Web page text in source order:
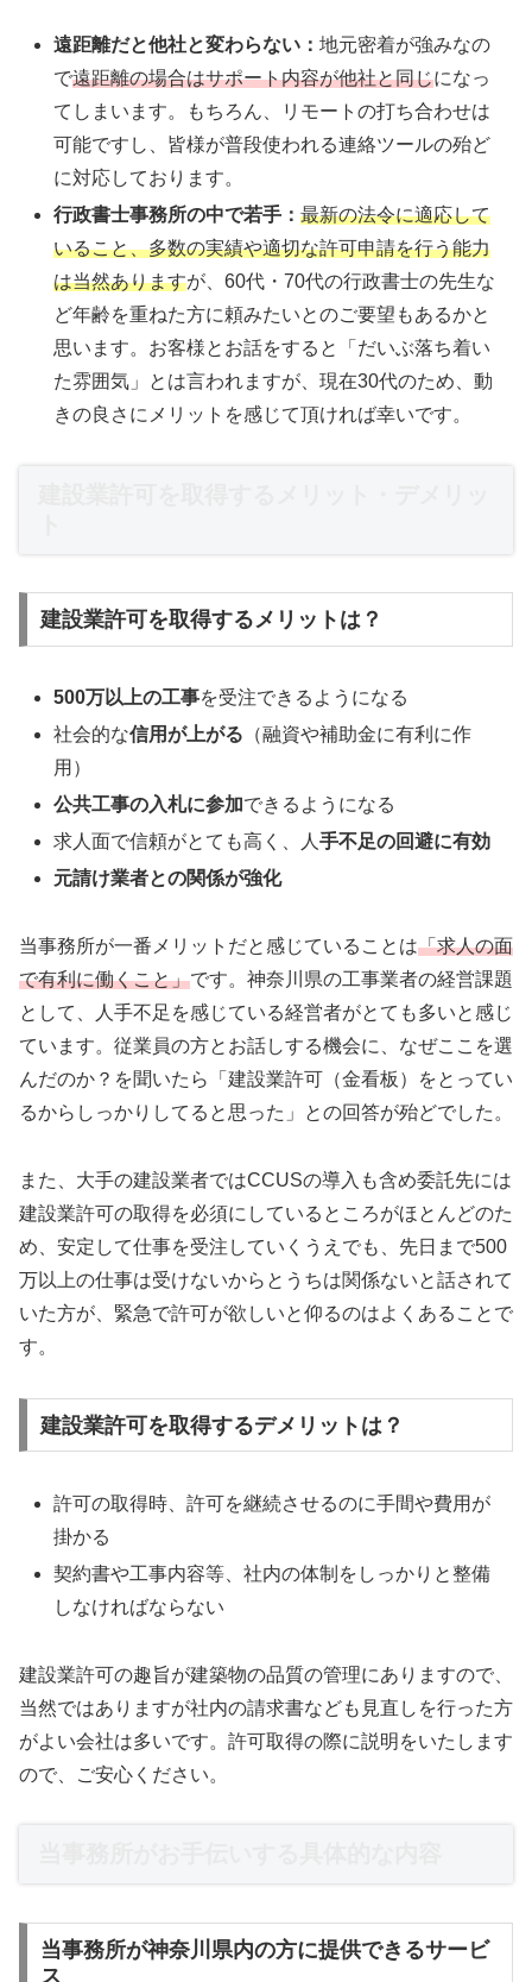
遠距離だと他社と変わらない：地元密着が強みなの
で遠距離の場合はサポート内容が他社と同じになっ
てしまいます。もちろん、リモートの打ち合わせは
可能ですし、皆様が普段使われる連絡ツールの殆ど
に対応しております。
行政書士事務所の中で若手：最新の法令に適応して
いること、多数の実績や適切な許可申請を行う能力
は当然ありますが、60代・70代の行政書士の先生な
ど年齢を重ねた方に頼みたいとのご要望もあるかと
思います。お客様とお話をすると「だいぶ落ち着い
た雰囲気」とは言われますが、現在30代のため、動
きの良さにメリットを感じて頂ければ幸いです。
建設業許可を取得するメリットは？
500万以上の工事を受注できるようになる
社会的な信用が上がる （融資や補助金に有利に作
用）
公共工事の入札に参加できるようになる
求人面で信頼がとても高く、人手不足の回避に有効
元請け業者との関係が強化
当事務所が一番メリットだと感じていることは「求人の面
で有利に働くこと」です。神奈川県の工事業者の経営課題
として、人手不足を感じている経営者がとても多いと感じ
ています。従業員の方とお話しする機会に、なぜここを選
んだのか？を聞いたら「建設業許可（金看板）をとってい
るからしっかりしてると思った」との回答が殆どでした。
また、大手の建設業者ではCCUSの導入も含め委託先には
建設業許可の取得を必須にしているところがほとんどのた
め、安定して仕事を受注していくうえでも、先日まで500
万以上の仕事は受けないからとうちは関係ないと話されて
いた方が、緊急で許可が欲しいと仰るのはよくあることで
す。
建設業許可を取得するデメリットは？
許可の取得時、許可を継続させるのに手間や費用が
掛かる
契約書や工事内容等、社内の体制をしっかりと整備
しなければならない
建設業許可の趣旨が建築物の品質の管理にありますので、
当然ではありますが社内の請求書なども見直しを行った方
がよい会社は多いです。許可取得の際に説明をいたします
ので、ご安心ください。
当事務所が神奈川県内の方に提供できるサービ
ス